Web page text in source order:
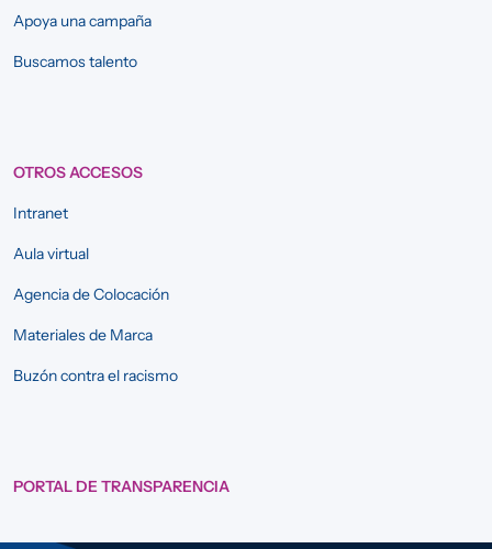
Apoya una campaña
Buscamos talento
OTROS ACCESOS
Intranet
Aula virtual
Agencia de Colocación
Materiales de Marca
Buzón contra el racismo
PORTAL DE TRANSPARENCIA